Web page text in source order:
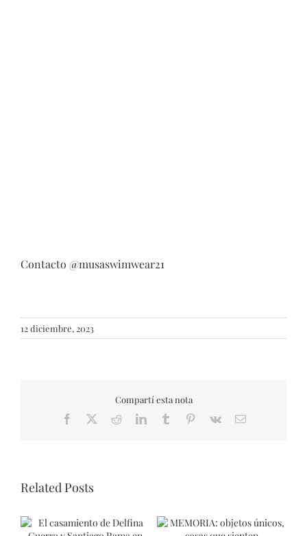
Contacto @musaswimwear21
12 diciembre, 2023
Compartí esta nota
Facebook RedditLinkedInTumblr Pinterest
Vk Email
Related Posts